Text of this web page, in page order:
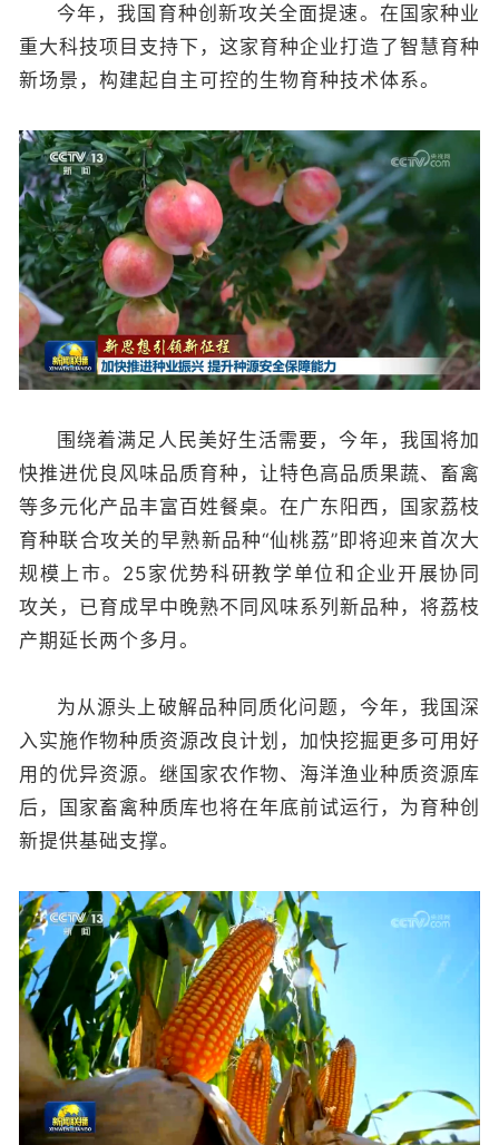
今年，我国育种创新攻关全面提速。在国家种业
重大科技项目支持下，这家育种企业打造了智慧育种
新场景，构建起自主可控的生物育种技术体系。
围绕着满足人民美好生活需要，今年，我国将加
快推进优良风味品质育种，让特色高品质果蔬、畜禽
等多元化产品丰富百姓餐桌。在广东阳西，国家荔枝
育种联合攻关的早熟新品种“仙桃荔”即将迎来首次大
规模上市。25家优势科研教学单位和企业开展协同
攻关，已育成早中晚熟不同风味系列新品种，将荔枝
产期延长两个多月。
为从源头上破解品种同质化问题，今年，我国深
入实施作物种质资源改良计划，加快挖掘更多可用好
用的优异资源。继国家农作物、海洋渔业种质资源库
后，国家畜禽种质库也将在年底前试运行，为育种创
新提供基础支撑。